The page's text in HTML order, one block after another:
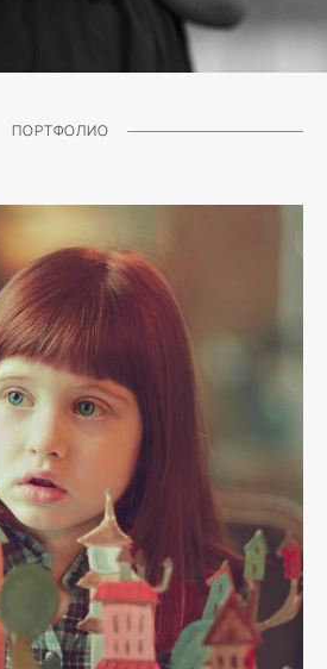
ПОРТФОЛИО